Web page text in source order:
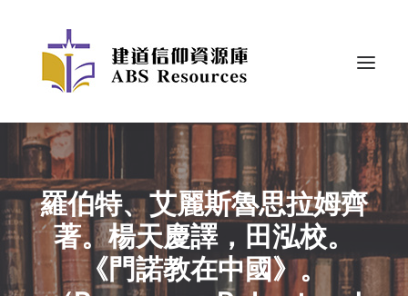
羅伯特、艾麗斯魯思拉姆齊
著。楊天慶譯，田泓校。
《門諾教在中國》。